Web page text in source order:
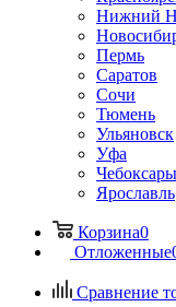
Нижний
Пермь
Саратов
Сочи
Тюмень
Ульяновск
Уфа
Чебоксары
Ярославль
Корзина0
Отложенные
Сравнение